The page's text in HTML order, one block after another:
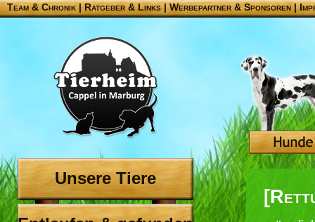
Team & Chronik |Ratgeber & Links|Werbepartner & Sponsoren|
Unsere Tiere